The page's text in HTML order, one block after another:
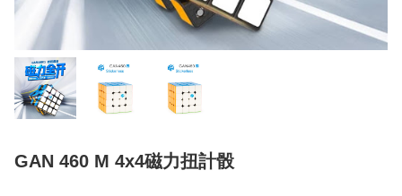
GAN 460 M 4x4磁力扭計骰